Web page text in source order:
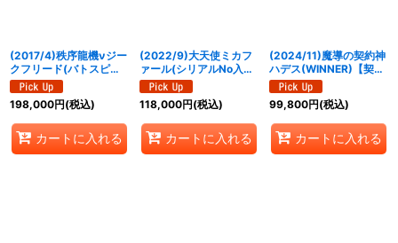
(2017/4)秩序龍機νジー
クフリード(バトスピチ
ャンピオンシップ2017-
煌臨杯-)【X】{SD39-
X01}《白》
198,000円(税込)
カートに入れる
(2022/9)大天使ミカフ
ァール(シリアルNo入り)
【X】{BS02-X08}
《黄》
118,000円(税込)
カートに入れる
(2024/11)魔導の契約神
ハデス(WINNER)【契約
X】{BS68-CX01}
《紫》
99,800円(税込)
カートに入れる